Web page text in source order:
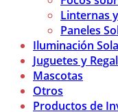
Linternas
Paneles
Iluminación
Juguetes y
Mascotas
Otros
Productos de